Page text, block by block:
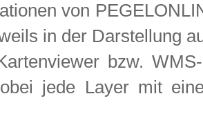
von
in der Darstellung
bzw.
jede Layer mit